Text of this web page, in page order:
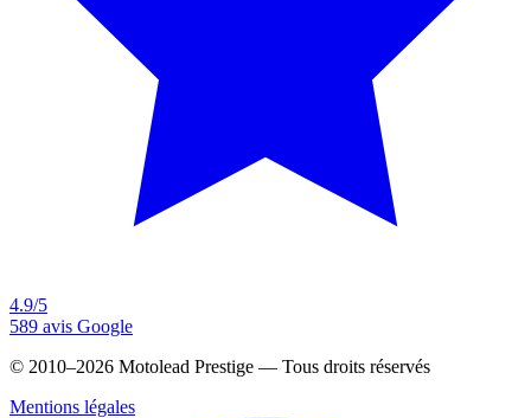
4.9/5
589 avis Google
© 2010–2026 Motolead Prestige — Tous droits réservés
Mentions légales